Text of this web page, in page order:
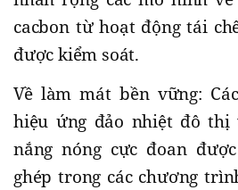
cacbon từ hoạt động tái
được kiểm soát.
Về làm mát bền vững:
hiệu ứng đảo nhiệt đô thị
nắng nóng cực đoan
ghép trong các chương